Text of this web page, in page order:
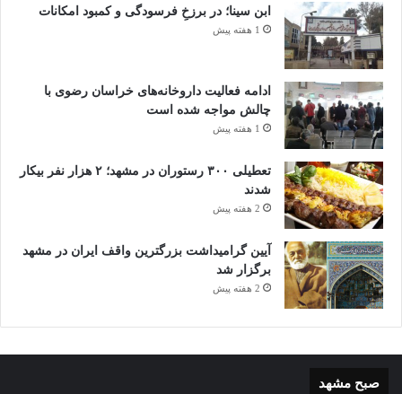
ابن سینا؛ در برزخِ فرسودگی و کمبود امکانات
1 هفته پیش
ادامه فعالیت داروخانه‌های خراسان رضوی با
چالش مواجه شده است
1 هفته پیش
تعطیلی ۳۰۰ رستوران در مشهد؛ ۲ هزار نفر بیکار
شدند
2 هفته پیش
آیین گرامیداشت بزرگترین واقف ایران در مشهد
برگزار شد
2 هفته پیش
صبح مشهد